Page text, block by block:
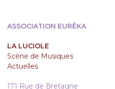
ASSOCIATION EURÊKA
LA LUCIOLE
Scène de Musiques
Actuelles
171 Rue de Bretagne